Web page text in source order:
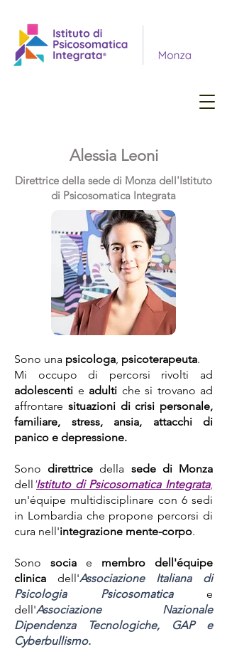
Alessia Leoni
Direttrice della sede di Monza dell'Istituto
di Psicosomatica Integrata
Sono una psicologa, psicoterapeuta.
Mi occupo di
percorsi
rivolti ad
adolescenti e adulti che si trovano ad
affrontare situazioni dicrisi personale,
familiare, stress, ansia, attacchi di
panico e depressione.
Sonodirettricedella sede di Monza
dell 'Istituto di Psicosomatica Integrata,
un'équipe multidisciplinare con 6 sedi
in Lombardia che propone percorsi di
cura nell'integrazione mente-corpo.
Sono socia e membro dell'équipe
clinica dell'Associazione Italiana di
Psicologia Psicosomatica
e
dell'Associazione Nazionale
Dipendenza Tecnologiche, GAP e
Cyberbullismo.